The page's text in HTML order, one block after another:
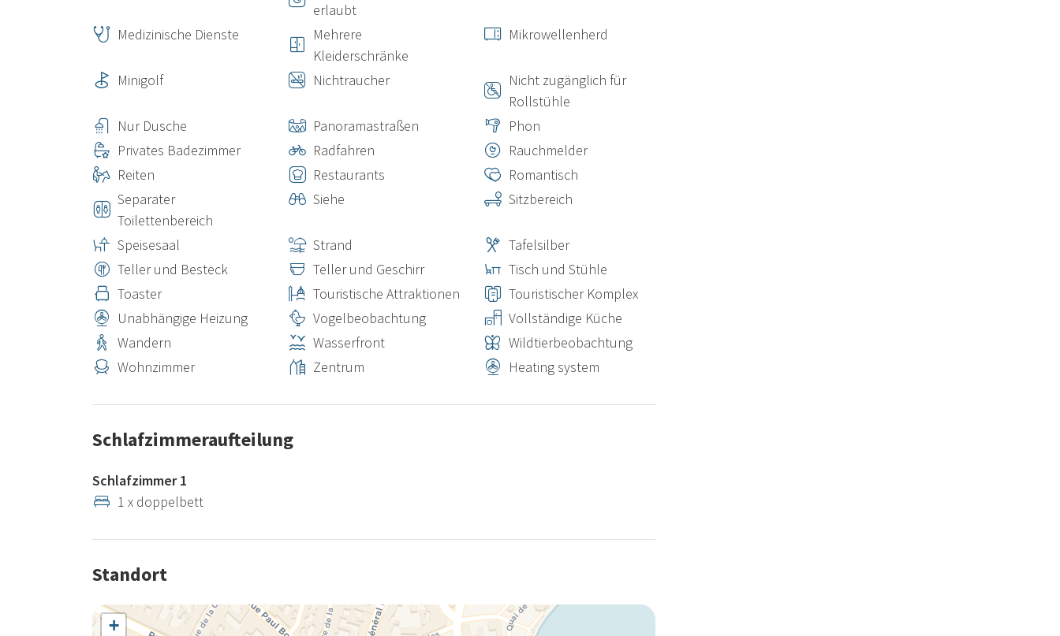
erlaubt
Medizinische Dienste
Mehrere
Kleiderschränke
Mikrowellenherd
Minigolf Nichtraucher
Nicht zugänglich für
Rollstühle
Nur Dusche
Panoramastraßen
Phon
Privates Badezimmer
Radfahren
Rauchmelder
Reiten
Restaurants
Romantisch
Separater
Toilettenbereich
Siehe Sitzbereich
Speisesaal Strand
Tafelsilber
Teller und Besteck
Teller und Geschirr
Tisch und Stühle
Toaster
Touristische Attraktionen
Touristischer Komplex
Unabhängige Heizung
Vogelbeobachtung
Vollständige Küche
Wandern
Wasserfront
Wildtierbeobachtung
Wohnzimmer
Zentrum Heating system
Schlafzimmeraufteilung
Schlafzimmer 1
1 x doppelbett
Standort
+